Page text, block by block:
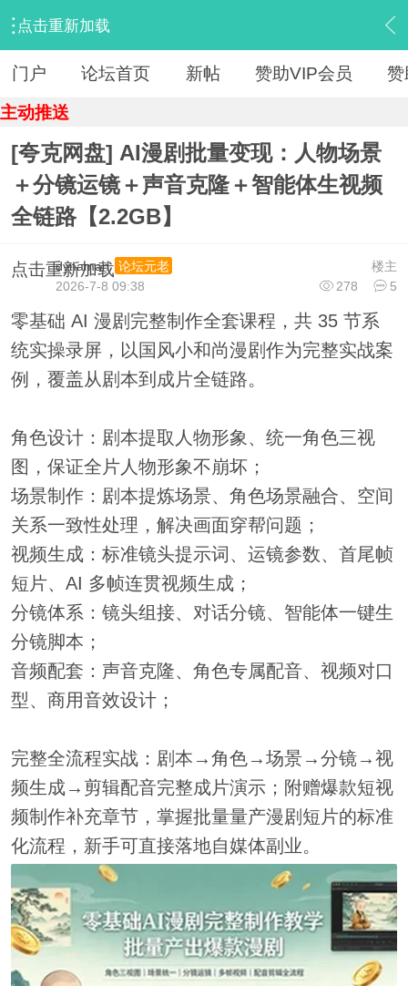
点击重新加载
› 【 资源区 】 › 『资源杂烩』 › 内容
门户 论坛首页 新帖 赞助VIP会员 赞
主动推送
[夸克网盘] AI漫剧批量变现：人物场景
＋分镜运镜＋声音克隆＋智能体生视频
全链路【2.2GB】
点击重新加载 楼主
dynaman
论坛元老
278
5
2026-7-8 09:38
零基础 AI 漫剧完整制作全套课程，共 35 节系
统实操录屏，以国风小和尚漫剧作为完整实战案
例，覆盖从剧本到成片全链路。
角色设计：剧本提取人物形象、统一角色三视
图，保证全片人物形象不崩坏；
场景制作：剧本提炼场景、角色场景融合、空间
关系一致性处理，解决画面穿帮问题；
视频生成：标准镜头提示词、运镜参数、首尾帧
短片、AI 多帧连贯视频生成；
分镜体系：镜头组接、对话分镜、智能体一键生
分镜脚本；
音频配套：声音克隆、角色专属配音、视频对口
型、商用音效设计；
完整全流程实战：剧本→角色→场景→分镜→视
频生成→剪辑配音完整成片演示；附赠爆款短视
频制作补充章节，掌握批量量产漫剧短片的标准
化流程，新手可直接落地自媒体副业。